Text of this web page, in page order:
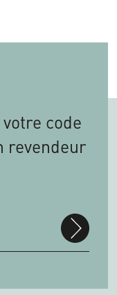
code
revendeur
suchen